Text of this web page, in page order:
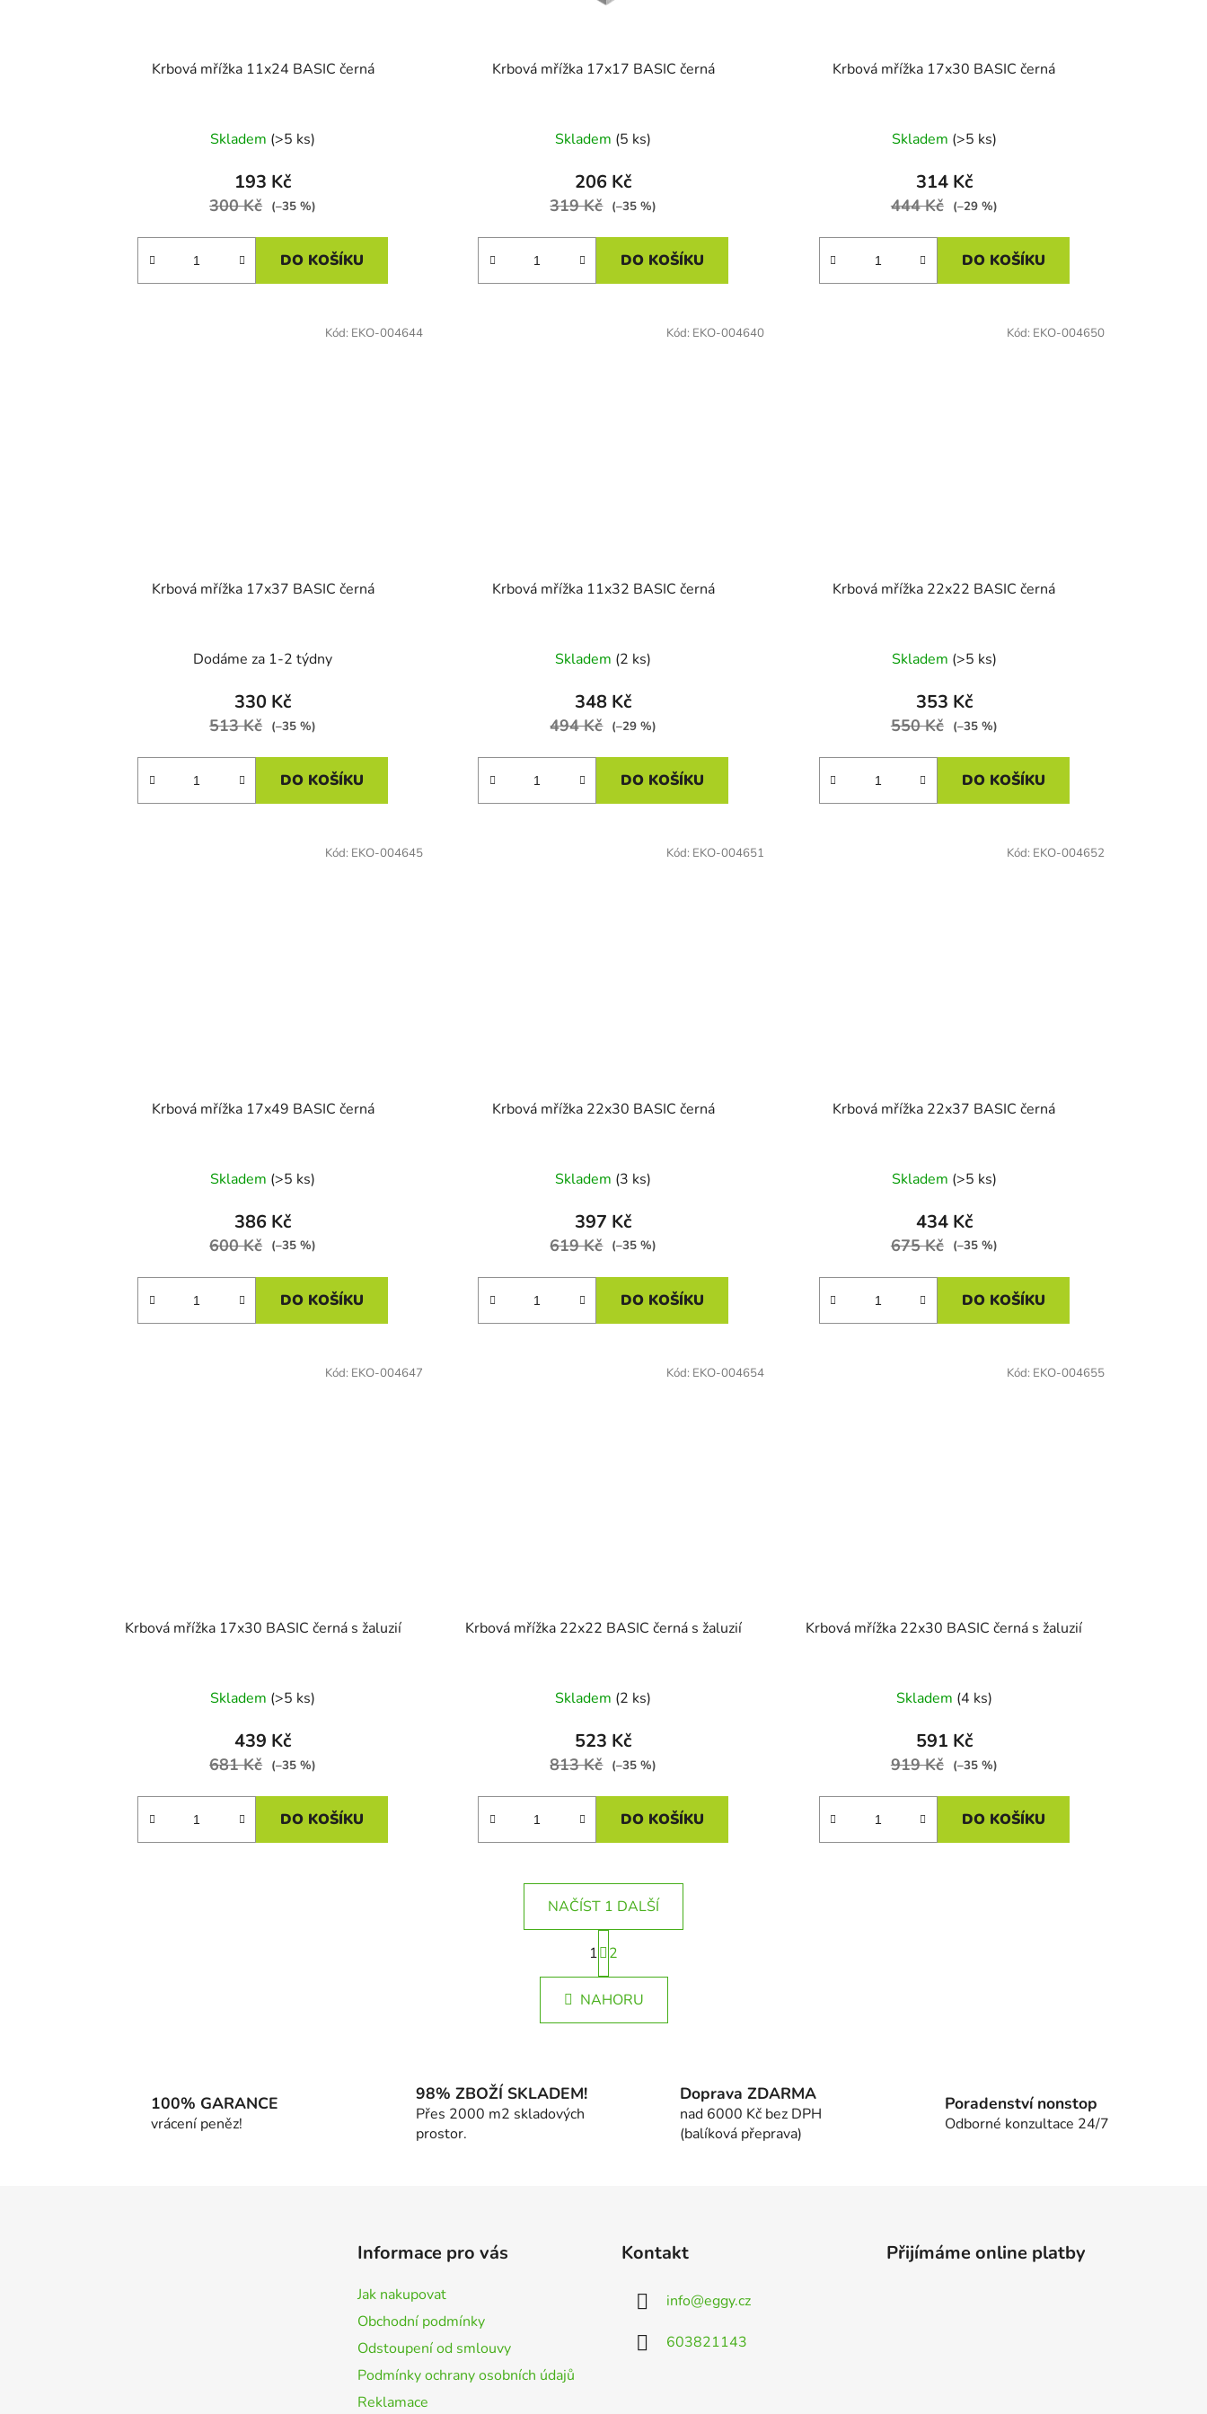
Krbová mřížka 11x24 BASIC černá
Skladem (>5 ks)
193 Kč
300 Kč (–35 %)
DO KOŠÍKU
Krbová mřížka 17x17 BASIC černá
Skladem (5 ks)
206 Kč
319 Kč (–35 %)
DO KOŠÍKU
Krbová mřížka 17x30 BASIC černá
Skladem (>5 ks)
314 Kč
444 Kč (–29 %)
DO KOŠÍKU
Krbová mřížka 17x37 BASIC černá
Dodáme za 1-2 týdny
330 Kč
513 Kč (–35 %)
DO KOŠÍKU
Kód: EKO-004644
Krbová mřížka 11x32 BASIC černá
Skladem (2 ks)
348 Kč
494 Kč (–29 %)
DO KOŠÍKU
Kód: EKO-004640
Krbová mřížka 22x22 BASIC černá
Skladem (>5 ks)
353 Kč
550 Kč (–35 %)
DO KOŠÍKU
Kód: EKO-004650
Krbová mřížka 17x49 BASIC černá
Skladem (>5 ks)
386 Kč
600 Kč (–35 %)
DO KOŠÍKU
Kód: EKO-004645
Krbová mřížka 22x30 BASIC černá
Skladem (3 ks)
397 Kč
619 Kč (–35 %)
DO KOŠÍKU
Kód: EKO-004651
Krbová mřížka 22x37 BASIC černá
Skladem (>5 ks)
434 Kč
675 Kč (–35 %)
DO KOŠÍKU
Kód: EKO-004652
Krbová mřížka 17x30 BASIC černá s žaluzií
Skladem (>5 ks)
439 Kč
681 Kč (–35 %)
DO KOŠÍKU
Kód: EKO-004647
Krbová mřížka 22x22 BASIC černá s žaluzií
Skladem (2 ks)
523 Kč
813 Kč (–35 %)
DO KOŠÍKU
Kód: EKO-004654
Krbová mřížka 22x30 BASIC černá s žaluzií
Skladem (4 ks)
591 Kč
919 Kč (–35 %)
DO KOŠÍKU
Kód: EKO-004655
O
v
l
á
NAČÍST 1 DALŠÍ
S
t
r
á
n
k
1 2
NAHORU
100% GARANCE
vrácení peněz!
98% ZBOŽÍ SKLADEM!
Přes 2000 m2 skladových
prostor.
Doprava ZDARMA
nad 6000 Kč bez DPH
(balíková přeprava)
Poradenství nonstop
Odborné konzultace 24/7
Informace pro vás
Jak nakupovat
Obchodní podmínky
Odstoupení od smlouvy
Podmínky ochrany osobních údajů
Reklamace
Kontakt
info@eggy.cz
603821143
Přijímáme online platby